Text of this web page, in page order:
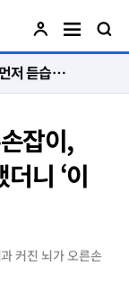
“절대 먼저 말하지 않아요. 대신 먼저 듣습니다”
잡이,
니 ‘이
커진 뇌가 오른손